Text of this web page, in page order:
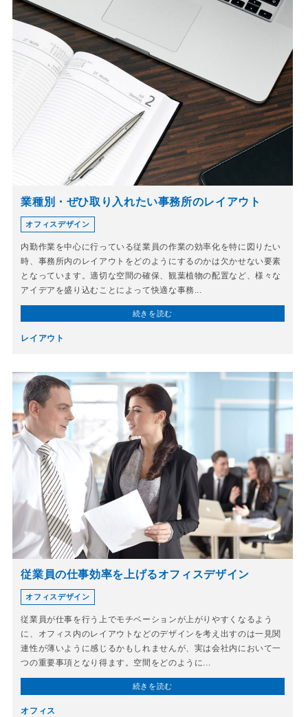
業種別・ぜひ取り入れたい事務所のレイアウト
オフィスデザイン
内勤作業を中心に行っている従業員の作業の効率化を特に図りたい
時、事務所内のレイアウトをどのようにするのかは欠かせない要素
となっています。適切な空間の確保、観葉植物の配置など、様々な
アイデアを盛り込むことによって快適な事務...
続きを読む
レイアウト
従業員の仕事効率を上げるオフィスデザイン
オフィスデザイン
従業員が仕事を行う上でモチベーションが上がりやすくなるよう
に、オフィス内のレイアウトなどのデザインを考え出すのは一見関
連性が薄いように感じるかもしれませんが、実は会社内において一
つの重要事項となり得ます。空間をどのように...
続きを読む
オフィス